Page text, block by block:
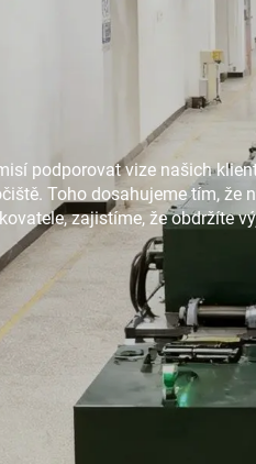
podporovat vize našich
Toho dosahujeme tím,
zajistíme, že obdržíte